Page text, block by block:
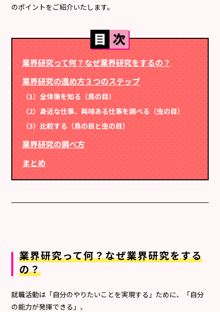
のポイントをご紹介いたします。
業界研究って何？なぜ業界研究をするの？
業界研究の進め方３つのステップ
（1）全体像を知る（鳥の目）
（2）身近な仕事、興味ある仕事を調べる（虫の目）
（3）比較する（鳥の目と虫の目）
業界研究の調べ方
まとめ
業界研究って何？なぜ業界研究をする
の？
就職活動は「自分のやりたいことを実現する」ために、「自分
の能力が発揮できる」、